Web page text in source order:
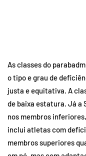
As classes do
o tipo e grau de
justa e equitativa. A
de baixa estatura. Já a
nos membros
inclui atletas com
membros superiores